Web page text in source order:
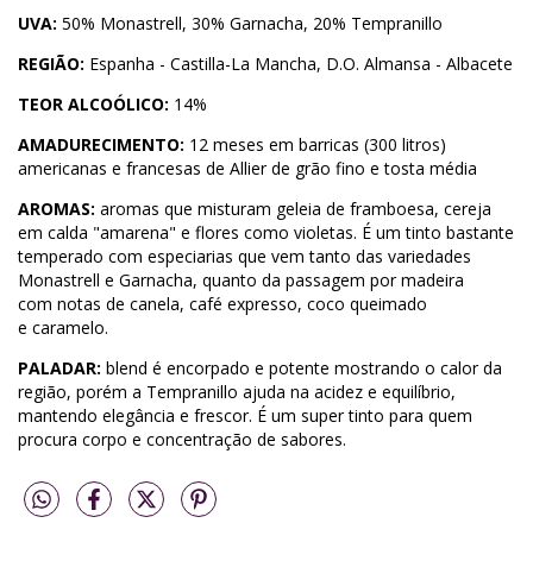
UVA: 50% Monastrell, 30% Garnacha, 20% Tempranillo
REGIÃO: Espanha - Castilla-La Mancha, D.O. Almansa - Albacete
TEOR ALCOÓLICO: 14%
AMADURECIMENTO: 12 meses em barricas (300 litros)
americanas e francesas de Allier de grão fino e tosta média
AROMAS: aromas que misturam geleia de framboesa, cereja
em calda "amarena" e flores como violetas. É um tinto bastante
temperado com especiarias que vem tanto das variedades
Monastrell e Garnacha, quanto da passagem por madeira
com notas de canela, café expresso, coco queimado
e caramelo.
PALADAR: blend é encorpado e potente mostrando o calor da
região, porém a Tempranillo ajuda na acidez e equilíbrio,
mantendo elegância e frescor. É um super tinto para quem
procura corpo e concentração de sabores.